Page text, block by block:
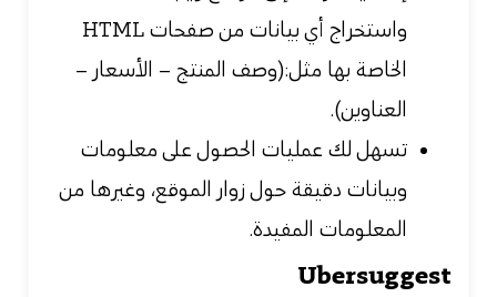
واستخراج أي بيانات من صفحات HTML
الخاصة بها مثل:(وصف المنتج – الأسعار –
العناوين).
تسهل لك عمليات الحصول على معلومات
وبيانات دقيقة حول زوار الموقع، وغيرها من
المعلومات المفيدة.
Ubersuggest